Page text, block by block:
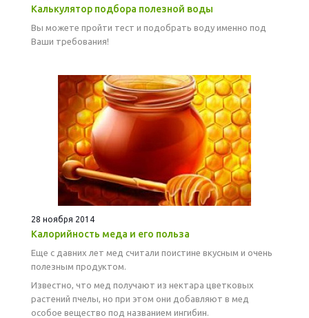
Калькулятор подбора полезной воды
Вы можете пройти тест и подобрать воду именно под
Ваши требования!
28 ноября 2014
Калорийность меда и его польза
Еще с давних лет мед считали поистине вкусным и очень
полезным продуктом.
Известно, что мед получают из нектара цветковых
растений пчелы, но при этом они добавляют в мед
особое вещество под названием ингибин.